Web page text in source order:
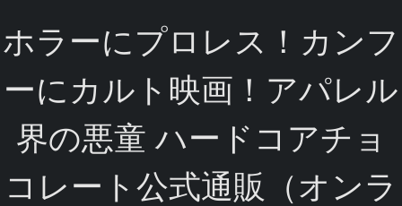
ホラーにプロレス！カンフ
ーにカルト映画！アパレル
界の悪童 ハードコアチョ
コレート公式通販（オンラ